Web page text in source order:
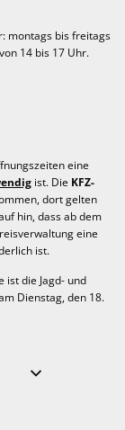
montags bis freitags
14 bis 17 Uhr.
eine
ist. Die KFZ-
dort gelten
hin, dass ab dem
eine
ist.
die Jagd- und
Dienstag, den 18.
auszublenden
Von 07:30 bis 16:30